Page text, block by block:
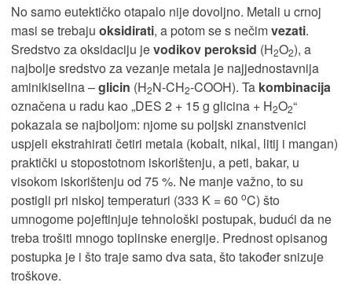
No samo eutektičko otapalo nije dovoljno. Metali u crnoj
masi se trebaju oksidirati, a potom se s nečimvezati.
Sredstvo za oksidaciju jevodikov peroksid (H2O2), a
najbolje sredstvo za vezanje metala je najjednostavnija
aminikiselina –glicin (H2N-CH2-COOH). Ta kombinacija
označena u radu kao „DES 2 + 15 g glicina + H2O2“
pokazala se najboljom: njome su poljski znanstvenici
uspjeli ekstrahirati četiri metala (kobalt, nikal, litij i mangan)
praktički u stopostotnom iskorištenju, a peti, bakar, u
visokom iskorištenju od 75 %. Ne manje važno, to su
postigli pri niskoj temperaturi (333 K = 60 oC) što
umnogome pojeftinjuje tehnološki postupak, budući da ne
treba trošiti mnogo toplinske energije. Prednost opisanog
postupka je i što traje samo dva sata, što također snizuje
troškove.